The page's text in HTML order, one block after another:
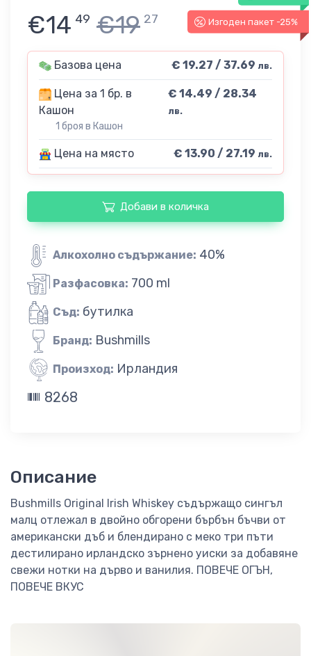
Изгоден пакет -25%
€14 49 €19 27
Базова цена € 19.27 / 37.69 лв.
Цена за 1 бр. в
Кашон
1 броя в Кашон
€ 14.49 / 28.34
лв.
Цена на място € 13.90 / 27.19 лв.
Добави в количка
Алкохолно съдържание: 40%
Разфасовка: 700 ml
Съд: бутилка
Бранд: Bushmills
Произход: Ирландия
8268
Описание
Bushmills Original Irish Whiskey съдържащо сингъл
малц отлежал в двойно обгорени бърбън бъчви от
американски дъб и блендирано с меко три пъти
дестилирано ирландско зърнено уиски за добавяне
свежи нотки на дърво и ванилия. ПОВЕЧЕ ОГЪН,
ПОВЕЧЕ ВКУС